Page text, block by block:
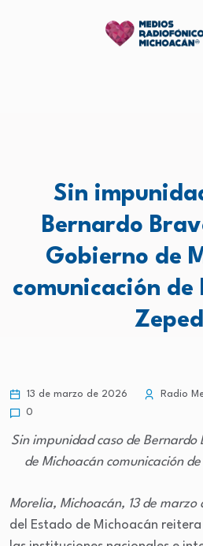
Sin
Bernardo
Gobierno de
comunicación de
13 de marzo de 2026 Radio
0
Sin impunidad caso de
de Michoacán comunicación
Morelia, Michoacán, 13 de
del Estado de Michoacán